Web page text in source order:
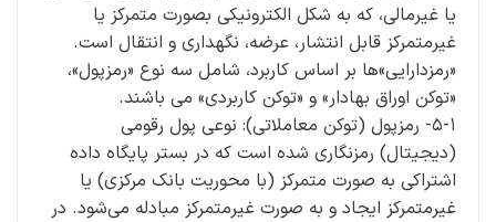
یا غیرمالی، که به شکل الکترونیکی بصورت متمرکز یا
غیرمتمرکز قابل انتشار، عرضه، نگهداری و انتقال است.
«رمزدارایی»‌ها بر اساس کاربرد، شامل سه نوع «رمزپول»،
«توکن اوراق بهادار» و «توکن کاربردی» می­ باشند.
۵-۱- رمزپول (توکن معاملاتی): نوعی پول رقومی
(دیجیتال) رمزنگاری شده است که در بستر پایگاه داده
اشتراکی به صورت متمرکز (با محوریت بانک مرکزی) یا
غیرمتمرکز ایجاد و به صورت غیرمتمرکز مبادله می‌شود. در